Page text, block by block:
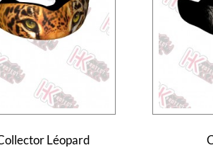
Léopard